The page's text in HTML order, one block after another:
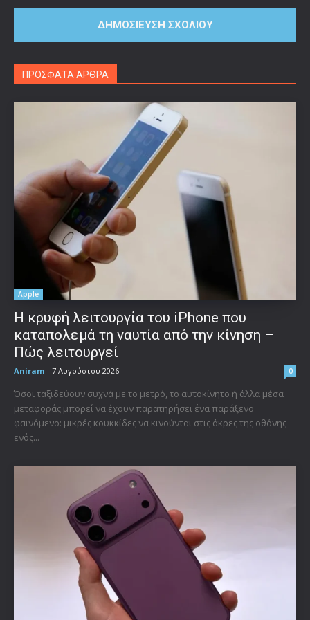
ΠΡΟΣΦΑΤΑ ΑΡΘΡΑ
Apple
Η κρυφή λειτουργία του iPhone που
καταπολεμά τη ναυτία από την κίνηση –
Πώς λειτουργεί
Aniram - 7 Αυγούστου 2026 0
Όσοι ταξιδεύουν συχνά με το μετρό, το αυτοκίνητο ή άλλα μέσα
μεταφοράς μπορεί να έχουν παρατηρήσει ένα παράξενο
φαινόμενο: μικρές κουκκίδες να κινούνται στις άκρες της οθόνης
ενός...